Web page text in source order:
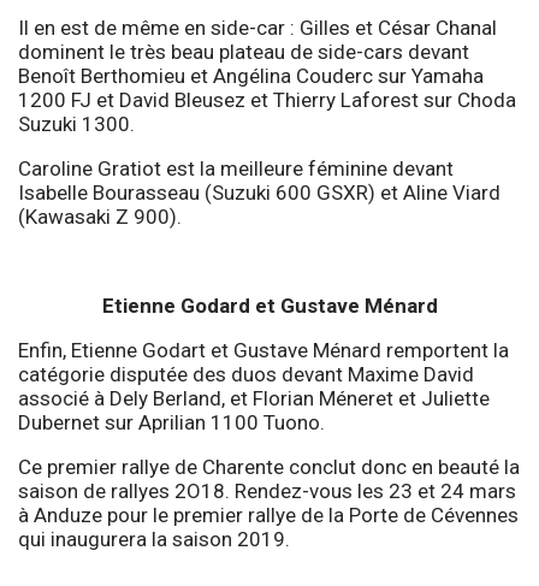
Il en est de même en side-car : Gilles et César Chanal
dominent le très beau plateau de side-cars devant
Benoît Berthomieu et Angélina Couderc sur Yamaha
1200 FJ et David Bleusez et Thierry Laforest sur Choda
Suzuki 1300.
Caroline Gratiot est la meilleure féminine devant
Isabelle Bourasseau (Suzuki 600 GSXR) et Aline Viard
(Kawasaki Z 900).
Etienne Godard et Gustave Ménard
Enfin, Etienne Godart et Gustave Ménard remportent la
catégorie disputée des duos devant Maxime David
associé à Dely Berland, et Florian Méneret et Juliette
Dubernet sur Aprilian 1100 Tuono.
Ce premier rallye de Charente conclut donc en beauté la
saison de rallyes 2O18. Rendez-vous les 23 et 24 mars
à Anduze pour le premier rallye de la Porte de Cévennes
qui inaugurera la saison 2019.